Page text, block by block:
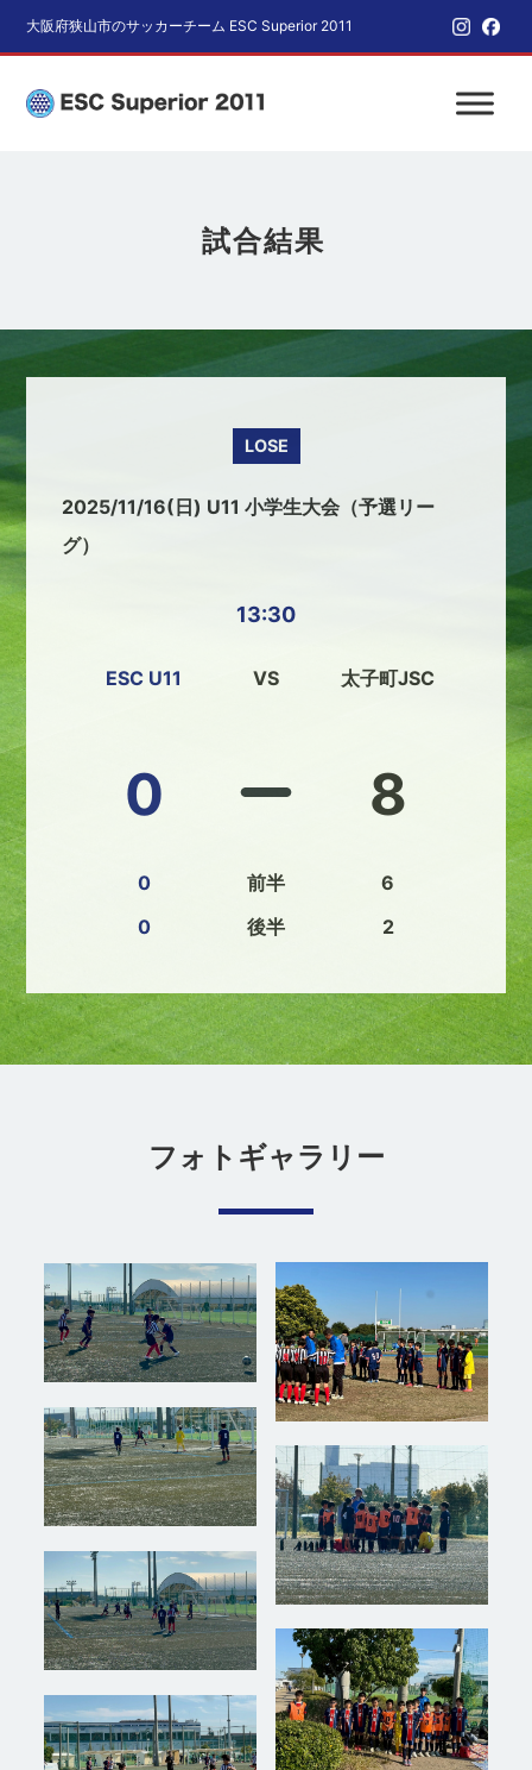
大阪府狭山市のサッカーチーム ESC Superior 2011
試合結果
LOSE
2025/11/16(日) U11 小学生大会（予選リー
グ）
13:30
ESC U11
0
0
0
VS
前半
後半
太子町JSC
8
6
2
フォトギャラリー